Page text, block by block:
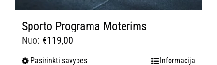
Sporto Programa Moterims
Nuo: €119,00
Pasirinkti savybes Informacija